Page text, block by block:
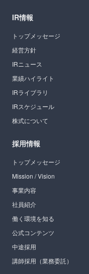
IR情報
トップメッセージ
経営方針
IRニュース
業績ハイライト
IRライブラリ
IRスケジュール
株式について
採用情報
トップメッセージ
Mission / Vision
事業内容
社員紹介
働く環境を知る
公式コンテンツ
中途採用
講師採用（業務委託）